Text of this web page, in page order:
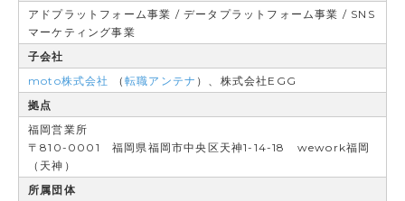
アドプラットフォーム事業 / データプラットフォーム事業 / SNS
マーケティング事業
子会社
moto株式会社
（転職アンテナ ）、株式会社EGG
拠点
福岡営業所
〒810-0001 福岡県福岡市中央区天神1-14-18 wework福岡
（天神）
所属団体